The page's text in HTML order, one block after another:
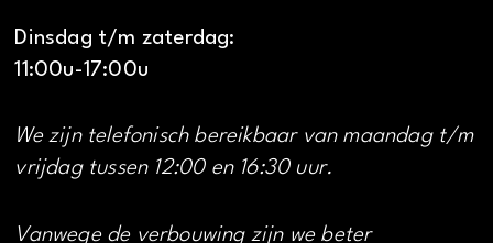
Dinsdag t/m zaterdag:
11:00u-17:00u
We zijn telefonisch bereikbaar van maandag t/m
vrijdag tussen 12:00 en 16:30 uur.
Vanwege de verbouwing zijn we beter